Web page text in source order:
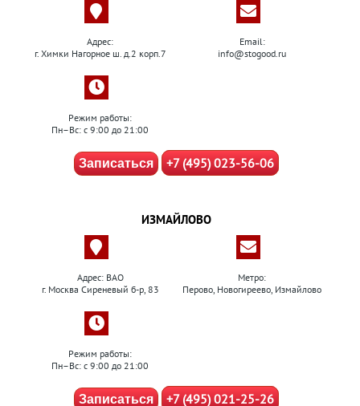
Адрес:
г. Химки Нагорное ш. д.2 корп.7
Email:
info@stogood.ru
Режим работы:
Пн–Вс: с 9:00 до 21:00
Записаться +7 (495) 023-56-06
ИЗМАЙЛОВО
Адрес: ВАО
г. Москва Сиреневый б-р, 83
Метро:
Перово, Новогиреево, Измайлово
Режим работы:
Пн–Вс: с 9:00 до 21:00
Записаться +7 (495) 021-25-26